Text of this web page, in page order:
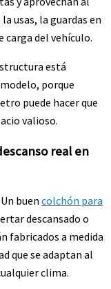
usas, la guardas en
carga del vehículo.
está
porque
puede hacer que
valioso.
real en
buen colchón para
descansado o
fabricados a medida
que se adaptan al
clima.